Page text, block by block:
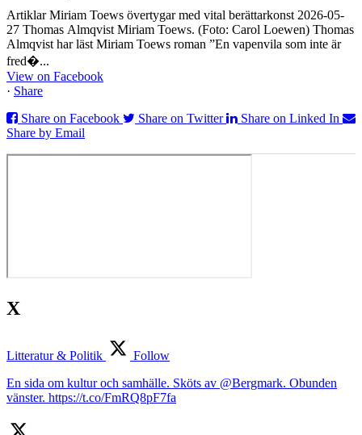
Artiklar Miriam Toews övertygar med vital berättarkonst 2026-05-
27 Thomas Almqvist Miriam Toews. (Foto: Carol Loewen) Thomas
Almqvist har läst Miriam Toews roman ”En vapenvila som inte är
fred�...
View on Facebook
· Share
Share on Facebook
Share on Twitter
Share on Linked In
Share by Email
X
Litteratur & Politik
Follow
En sida om kultur och samhälle. Sköts av @Bergmark. Obunden
vänster. https://t.co/FmRQ8pF7fa